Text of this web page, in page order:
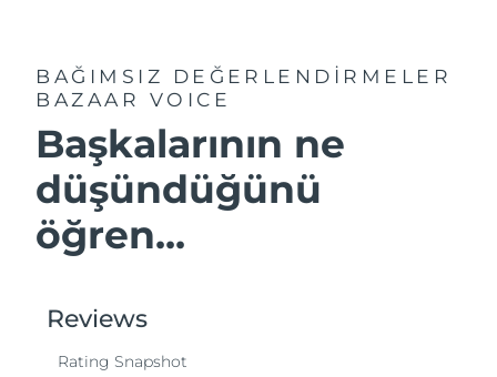
BAĞIMSIZ DEĞERLENDİRMELER
BAZAAR VOICE
Başkalarının ne
düşündüğünü
öğren...